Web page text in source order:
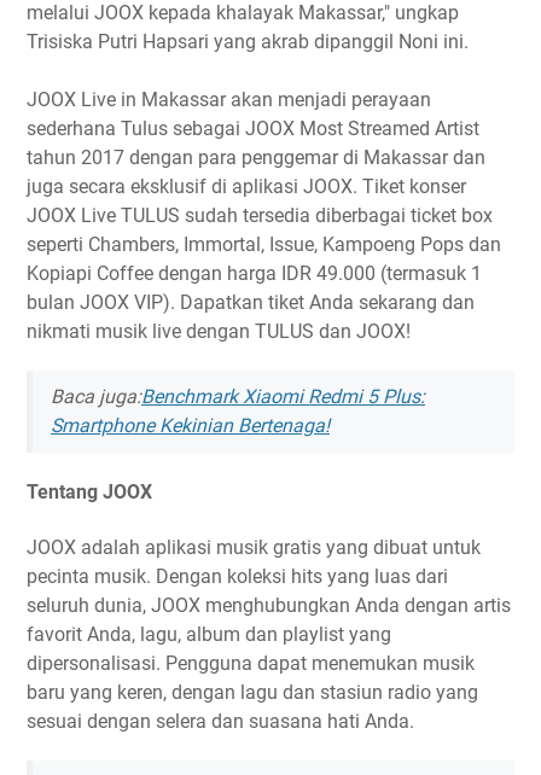
melalui JOOX kepada khalayak Makassar," ungkap
Trisiska Putri Hapsari yang akrab dipanggil Noni ini.
JOOX Live in Makassar akan menjadi perayaan
sederhana Tulus sebagai JOOX Most Streamed Artist
tahun 2017 dengan para penggemar di Makassar dan
juga secara eksklusif di aplikasi JOOX. Tiket konser
JOOX Live TULUS sudah tersedia diberbagai ticket box
seperti Chambers, Immortal, Issue, Kampoeng Pops dan
Kopiapi Coffee dengan harga IDR 49.000 (termasuk 1
bulan JOOX VIP). Dapatkan tiket Anda sekarang dan
nikmati musik live dengan TULUS dan JOOX!
Baca juga:Benchmark Xiaomi Redmi 5 Plus:
Smartphone Kekinian Bertenaga!
Tentang JOOX
JOOX adalah aplikasi musik gratis yang dibuat untuk
pecinta musik. Dengan koleksi hits yang luas dari
seluruh dunia, JOOX menghubungkan Anda dengan artis
favorit Anda, lagu, album dan playlist yang
dipersonalisasi. Pengguna dapat menemukan musik
baru yang keren, dengan lagu dan stasiun radio yang
sesuai dengan selera dan suasana hati Anda.